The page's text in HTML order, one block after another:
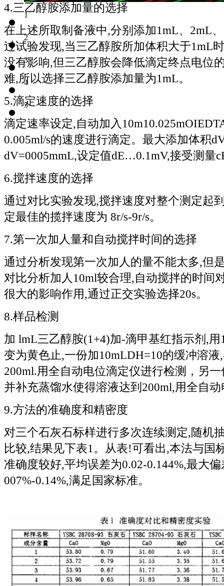
1
2
3
4
5
4.三乙醇胺添加量的选择
在上述所取制备液中,分别添加1mL、2mL
过试验发现,当三乙醇胺所加体积大于1mL
没有影响,但三乙醇胺会降低滴定终点电位
难,所以选择三乙醇胺添加量为1mL。
5.滴定速度的选择
滴定速率设定,自动加入
0.005ml/s的速度进行滴定。最大添加体积
dV=0005mmL,设定值dE…0.1mV,接受测量
6.搅拌速度的选择
通过对比实验发现,搅拌速度对整个测定起
定最佳的揽拌速度为 8r/s-9r/s。
7.第一次加人量和自动搅拌时间的选择
通过分析发现第一次加人的量不能太多,但
对比分析加人10ml较合理,自动搅拌的时间
很大的影响作用,通过正交实验选择20s。
8.样品检测
加 lmL三乙醇胺(1+4)加-滴甲基红指示剂,
变为黄色止,一份加10mLDH=10的缓冲溶
200ml.用全自动电位滴定仪进行检测，另
并补充蒸馏水使得溶液达到200ml,用全自
9.方法的准确度和精密度
对三个石灰石标样进行多次连续测定,随机
比较,结果见下表1。从表!可看出,本法与国
准确度较好,平均误差为0.02-0.144%,最大
007%-0.14%,满足国家标准。